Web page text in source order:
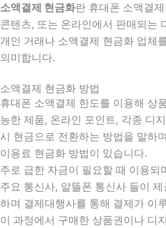
소액결제 현금화란 휴대폰 소액결
콘텐츠, 또는 온라인에서 판매되는
개인 거래나 소액결제 현금화 업체
의미합니다.
소액결제 현금화 방법
휴대폰 소액결제 한도를 이용해 상
능한 제품, 온라인 포인트, 각종 디
시 현금으로 전환하는 방법을 말하
이용료 현금화 방법이 있습니다.
주로 급한 자금이 필요할 때 이용되
주요 통신사, 알뜰폰 통신사 들이
하며 결제대행사를 통해 결제가 이
이 과정에서 구매한 상품권이나 디